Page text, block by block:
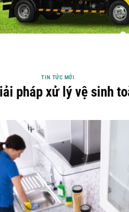
TIN TỨC MỚI
pháp xử lý vệ sinh